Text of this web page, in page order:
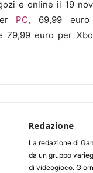
e online il 19
PC, 69,99 euro
79,99 euro per
Redazione
La redazione di
da un gruppo
di videogioco.